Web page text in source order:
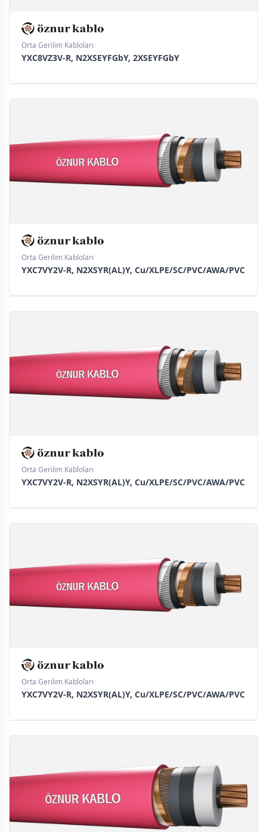
Orta Gerilim Kabloları
YXC8VZ3V-R, N2XSEYFGbY, 2XSEYFGbY
Orta Gerilim Kabloları
YXC7VY2V-R, N2XSYR(AL)Y, Cu/XLPE/SC/PVC/AWA/PVC
Orta Gerilim Kabloları
YXC7VY2V-R, N2XSYR(AL)Y, Cu/XLPE/SC/PVC/AWA/PVC
Orta Gerilim Kabloları
YXC7VY2V-R, N2XSYR(AL)Y, Cu/XLPE/SC/PVC/AWA/PVC